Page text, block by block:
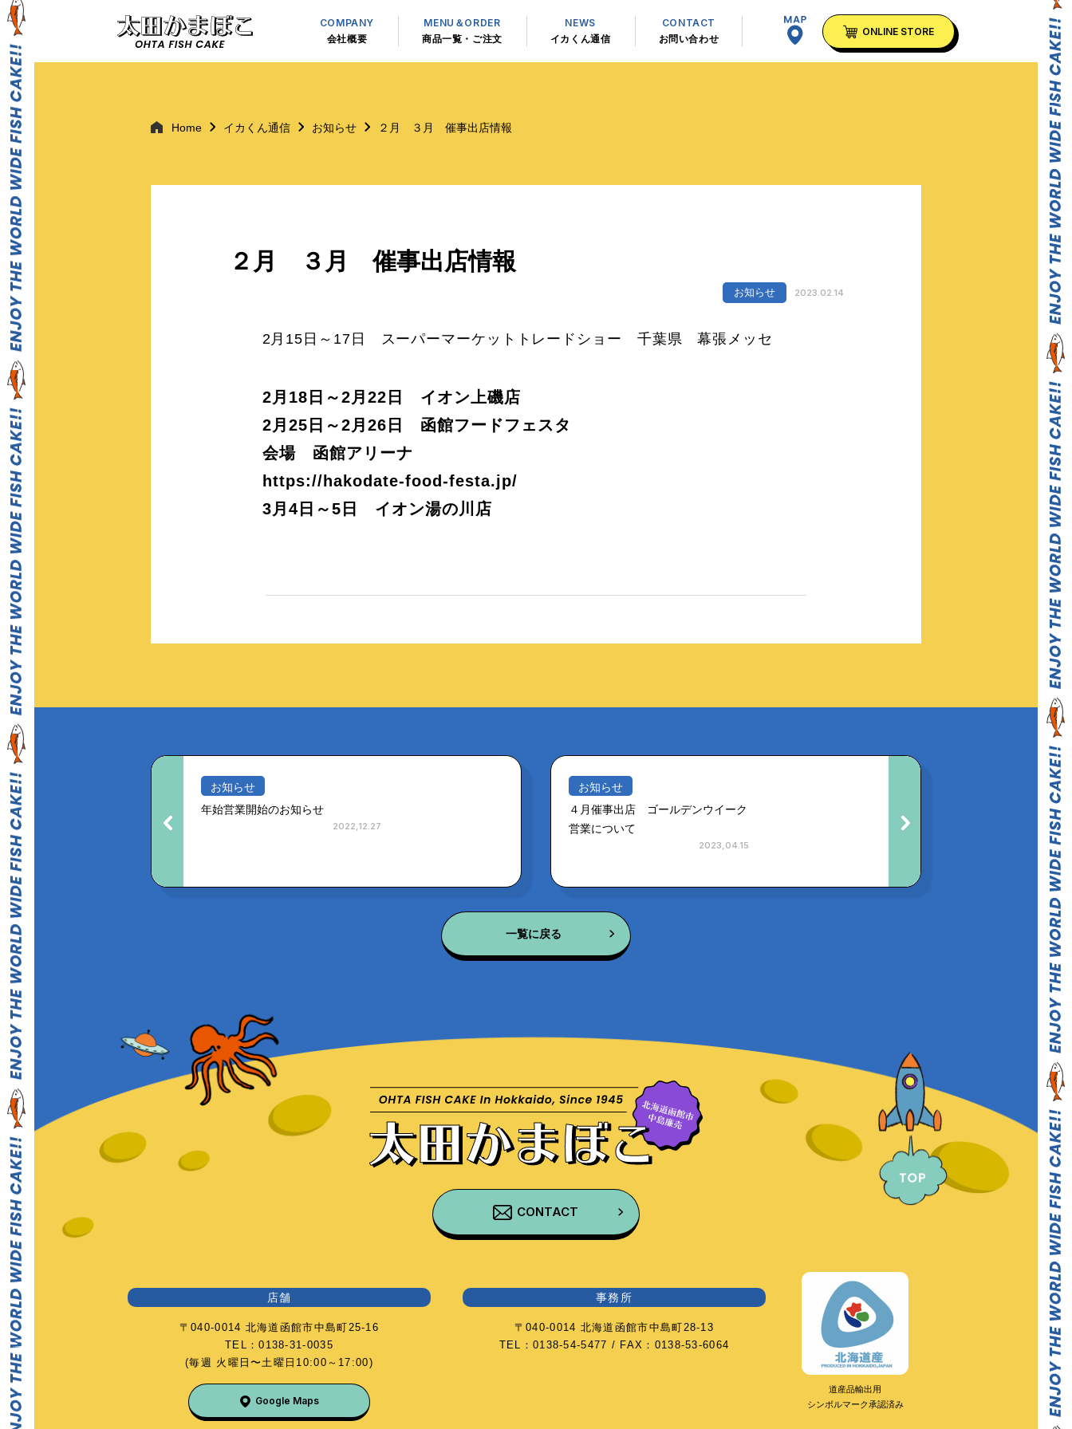
COMPANY
会社概要
MENU＆ORDER
商品一覧・ご注文
NEWS
イカくん通信
CONTACT
お問い合わせ
ONLINE STORE
Home イカくん通信 お知らせ ２月 ３月 催事出店情報
２月 ３月 催事出店情報
お知らせ 2023.02.14
2月15日～17日 スーパーマーケットトレードショー 千葉県 幕張メッセ
2月18日～2月22日 イオン上磯店
2月25日～2月26日 函館フードフェスタ
会場 函館アリーナ
https://hakodate-food-festa.jp/
3月4日～5日 イオン湯の川店
お知らせ
年始営業開始のお知らせ
2022,12.27
お知らせ
４月催事出店 ゴールデンウイーク
営業について
2023,04.15
一覧に戻る
CONTACT
店舗
〒040-0014 北海道函館市中島町25-16
TEL：0138-31-0035
(毎週 火曜日〜土曜日10:00～17:00)
Google Maps
事務所
〒040-0014 北海道函館市中島町28-13
TEL：0138-54-5477 / FAX：0138-53-6064
道産品輸出用
シンボルマーク承認済み